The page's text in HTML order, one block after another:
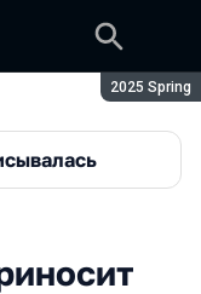
Сезон:
2025 Spring